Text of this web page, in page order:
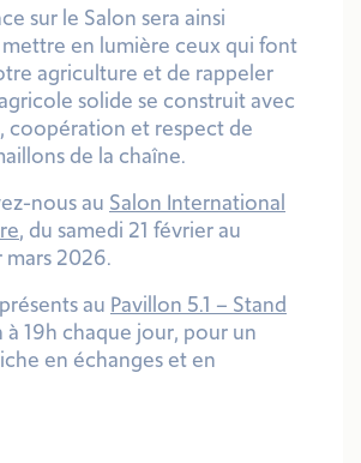
sur le Salon sera ainsi
mettre en lumière ceux qui font
agriculture et de rappeler
solide se construit avec
coopération et respect de
de la chaîne.
nous au Salon International
, du samedi 21 février au
mars 2026.
au Pavillon 5.1 – Stand
à 19h chaque jour, pour un
en échanges et en